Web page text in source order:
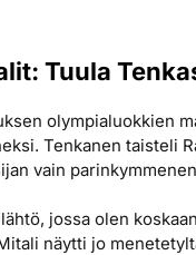
Tuula
olympialuokkien
Tenkanen taisteli
vain
jossa olen
näytti jo